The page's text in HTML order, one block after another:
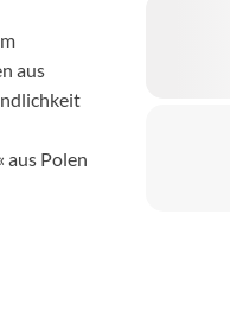
aus
aus Polen